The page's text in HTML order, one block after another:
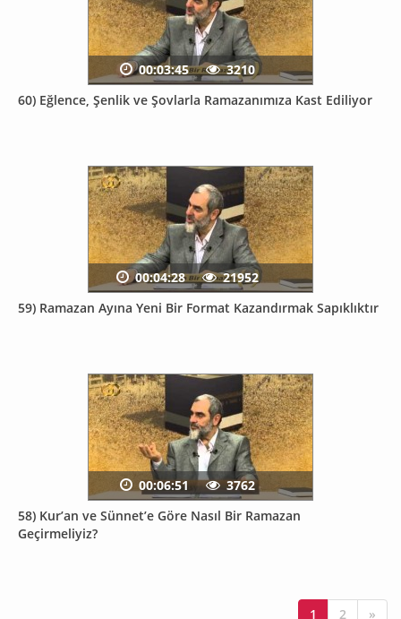
60) Eğlence, Şenlik ve Şovlarla Ramazanımıza Kast Ediliyor
00:03:45 3210
59) Ramazan Ayına Yeni Bir Format Kazandırmak Sapıklıktır
00:04:28 21952
58) Kur’an ve Sünnet’e Göre Nasıl Bir Ramazan
Geçirmeliyiz?
00:06:51 3762
1 2 »